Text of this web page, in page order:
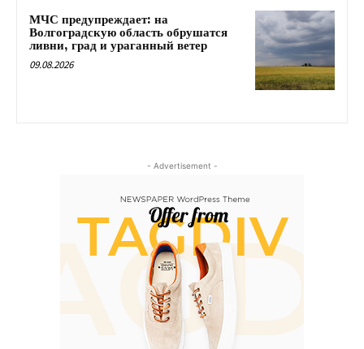
МЧС предупреждает: на
Волгоградскую область обрушатся
ливни, град и ураганный ветер
09.08.2026
- Advertisement -